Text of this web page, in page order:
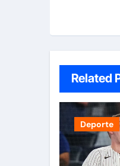
Related
Deporte